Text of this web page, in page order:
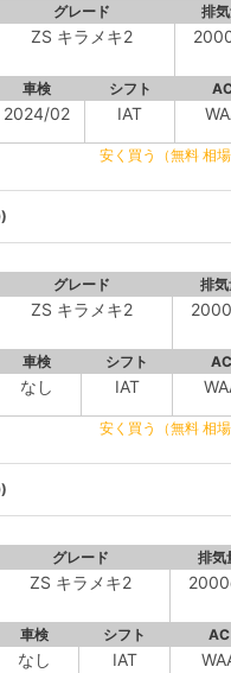
グレード 排
ZS キラメキ2
車検 シフト
2024/02 IAT
安く買う（無料 相
グレード 排気
ZS キラメキ2
車検 シフト AC
なし IAT
安く買う（無料 相
グレード 排気
ZS キラメキ2
車検 シフト AC
なし IAT